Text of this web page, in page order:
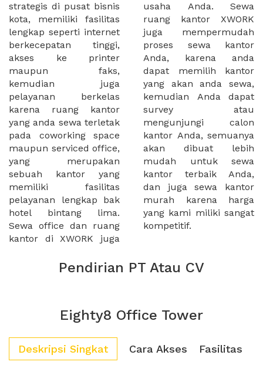
strategis di pusat bisnis
kota, memiliki fasilitas
lengkap seperti internet
berkecepatan tinggi,
akses ke printer
maupun faks,
kemudian juga
pelayanan berkelas
karena ruang kantor
yang anda sewa terletak
pada coworking space
maupun serviced office,
yang merupakan
sebuah kantor yang
memiliki fasilitas
pelayanan lengkap bak
hotel bintang lima.
Sewa office dan ruang
kantor di XWORK juga
usaha Anda. Sewa
ruang kantor XWORK
juga mempermudah
proses sewa kantor
Anda, karena anda
dapat memilih kantor
yang akan anda sewa,
kemudian Anda dapat
survey atau
mengunjungi calon
kantor Anda, semuanya
akan dibuat lebih
mudah untuk sewa
kantor terbaik Anda,
dan juga sewa kantor
murah karena harga
yang kami miliki sangat
kompetitif.
Pendirian PT Atau CV
Eighty8 Office Tower
Deskripsi Singkat Cara Akses Fasilitas